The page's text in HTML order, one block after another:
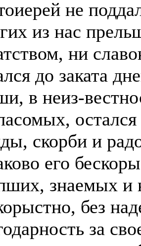
не
из нас
ни
до заката
в неиз-
скорби и
его
знаемых и
без
за